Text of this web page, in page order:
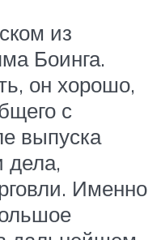
из
Боинга.
он хорошо,
с
выпуска
дела,
Именно